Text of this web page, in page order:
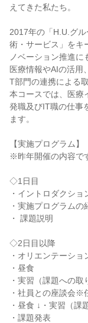
えてきた私たち。
2017年の「H.U.グ
術・サービス」をキ
ノベーション推進に
医療情報やAIの活用
T部門の連携による
本コースでは、医療
発職及びIT職の仕事
ます。
【実施プログラム】
※昨年開催の内容で
◇1日目
・イントロダクショ
・実施プログラムの
・ 課題説明
◇2日目以降
・オリエンテーショ
・昼食
・実習（課題への取
・社員との座談会※
・昼食 ↓・実習（課
・課題発表